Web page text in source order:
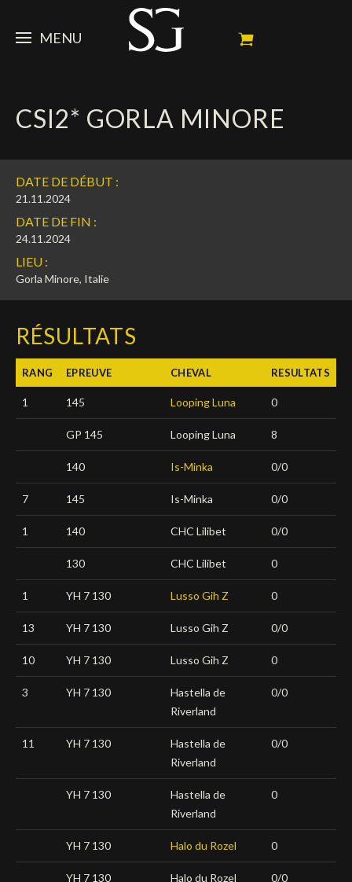
MENU
Portrait
Palmarès
Ambassadeur
ACTUALITÉ
News
Dossiers
Calendrier
Prochains concours
Galeries photos
Vidéos
Contacts médias
CHEVAUX
Mes chevaux de concours
En souvenir de
Etalon reproducteur
SPONSORS
Propriétaires
Sponsors officiels
Partenaires officiels
FAN ZONE
Autographes
Social Newsroom
SHOP
Français
English
Deutsch
CSI2* GORLA MINORE
DATE DE DÉBUT :
21.11.2024
DATE DE FIN :
24.11.2024
LIEU :
Gorla Minore, Italie
RÉSULTATS
RANG EPREUVE CHEVAL RESULTATS
1 145 Looping Luna 0
GP 145 Looping Luna 8
140 Is-Minka 0/0
7 145 Is-Minka 0/0
1 140 CHC Lilibet 0/0
130 CHC Lilibet 0
1 YH 7 130 Lusso Gih Z 0
13 YH 7 130 Lusso Gih Z 0/0
10 YH 7 130 Lusso Gih Z 0
3 YH 7 130
Hastella de
Riverland
0/0
11 YH 7 130
Hastella de
Riverland
0/0
YH 7 130
Hastella de
Riverland
0
YH 7 130 Halo du Rozel 0
YH 7 130 Halo du Rozel 0/0